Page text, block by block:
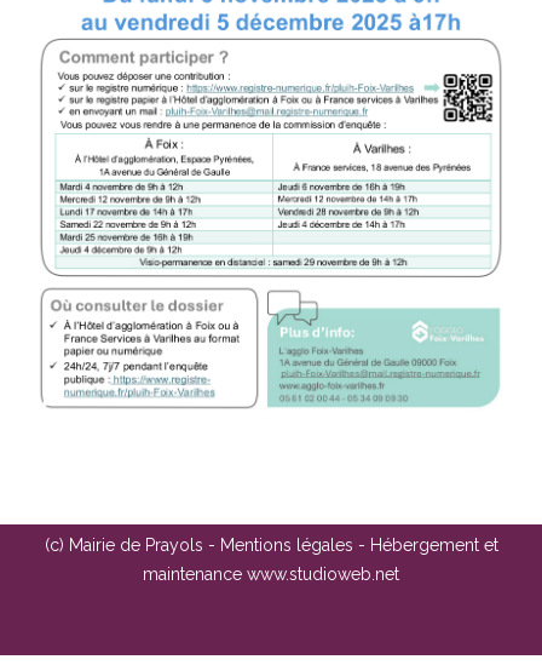
(c) Mairie de Prayols - Mentions légales - Hébergement et
maintenance www.studioweb.net